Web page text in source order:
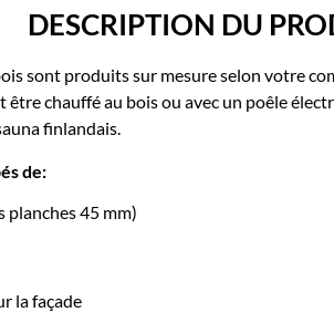
DESCRIPTION DU
sont produits sur mesure selon votre
être chauffé au bois ou avec un poêle
finlandais.
de:
planches 45 mm)
la façade